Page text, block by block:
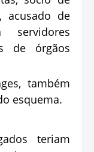
acusado de
servidores
de órgãos
também
esquema.
teriam